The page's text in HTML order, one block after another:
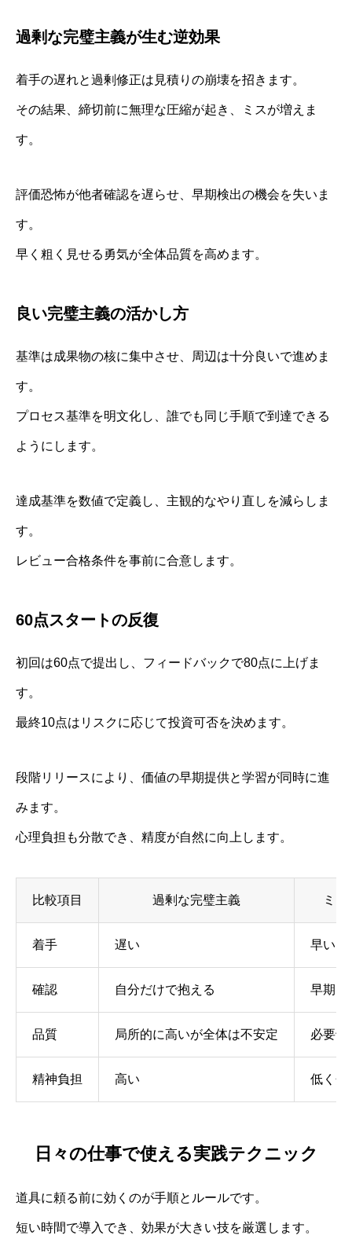
過剰な完璧主義が生む逆効果
着手の遅れと過剰修正は見積りの崩壊を招きます。
その結果、締切前に無理な圧縮が起き、ミスが増えま
す。
評価恐怖が他者確認を遅らせ、早期検出の機会を失いま
す。
早く粗く見せる勇気が全体品質を高めます。
良い完璧主義の活かし方
基準は成果物の核に集中させ、周辺は十分良いで進めま
す。
プロセス基準を明文化し、誰でも同じ手順で到達できる
ようにします。
達成基準を数値で定義し、主観的なやり直しを減らしま
す。
レビュー合格条件を事前に合意します。
60点スタートの反復
初回は60点で提出し、フィードバックで80点に上げま
す。
最終10点はリスクに応じて投資可否を決めます。
段階リリースにより、価値の早期提供と学習が同時に進
みます。
心理負担も分散でき、精度が自然に向上します。
比較項目 過剰な完璧主義 ミ
着手 遅い 早いド
確認 自分だけで抱える 早期レ
品質 局所的に高いが全体は不安定 必要十
精神負担 高い 低く分
日々の仕事で使える実践テクニック
道具に頼る前に効くのが手順とルールです。
短い時間で導入でき、効果が大きい技を厳選します。